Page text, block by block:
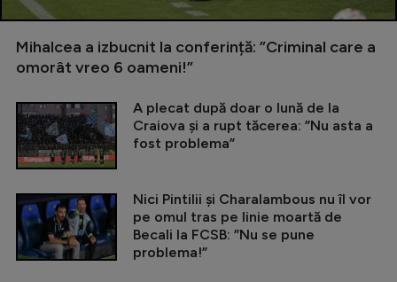
Mihalcea a izbucnit la conferință: ”Criminal care a
omorât vreo 6 oameni!”
A plecat după doar o lună de la
Craiova și a rupt tăcerea: ”Nu asta a
fost problema”
Nici Pintilii și Charalambous nu îl vor
pe omul tras pe linie moartă de
Becali la FCSB: ”Nu se pune
problema!”